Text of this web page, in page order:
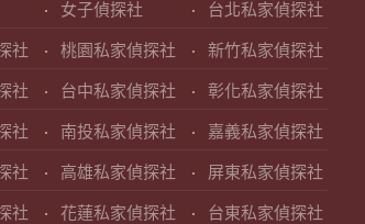
女子偵探社 台北私家偵探社
社 桃園私家偵探社 新竹私家偵探社
社 台中私家偵探社 彰化私家偵探社
社 南投私家偵探社 嘉義私家偵探社
社 高雄私家偵探社 屏東私家偵探社
社 花蓮私家偵探社 台東私家偵探社